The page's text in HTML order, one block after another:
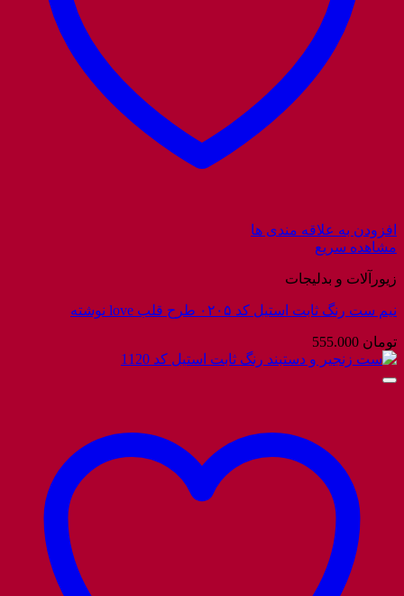
افزودن به علاقه مندی ها
مشاهده سریع
زیورآلات و بدلیجات
نیم ست رنگ ثابت استیل کد ۰۲۰۵ طرح قلب love نوشته
تومان